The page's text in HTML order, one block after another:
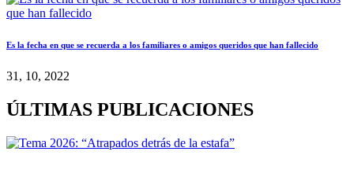
Es la fecha en que se recuerda a los familiares o amigos queridos que han fallecido
31, 10, 2022
ÚLTIMAS PUBLICACIONES